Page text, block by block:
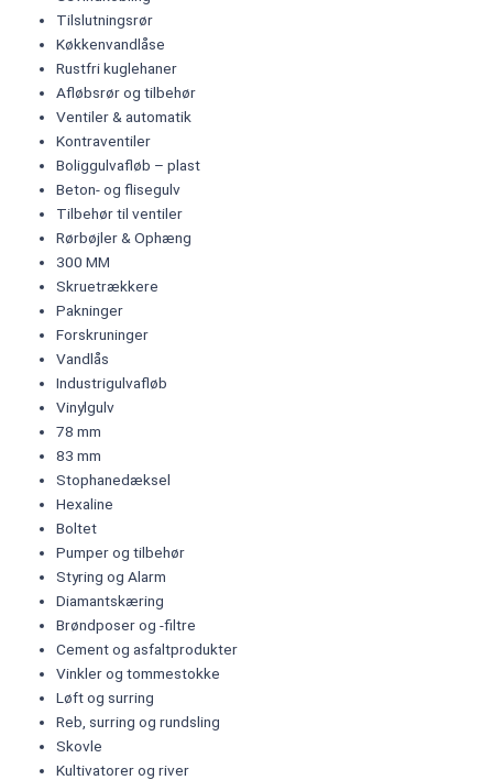
Tilslutningsrør
Køkkenvandlåse
Rustfri kuglehaner
Afløbsrør og tilbehør
Ventiler & automatik
Kontraventiler
Boliggulvafløb – plast
Beton- og flisegulv
Tilbehør til ventiler
Rørbøjler & Ophæng
300 MM
Skruetrækkere
Pakninger
Forskruninger
Vandlås
Industrigulvafløb
Vinylgulv
78 mm
83 mm
Stophanedæksel
Hexaline
Boltet
Pumper og tilbehør
Styring og Alarm
Diamantskæring
Brøndposer og -filtre
Cement og asfaltprodukter
Vinkler og tommestokke
Løft og surring
Reb, surring og rundsling
Skovle
Kultivatorer og river